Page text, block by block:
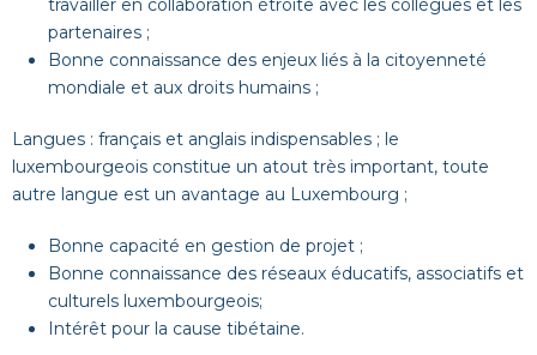
travailler en collaboration étroite avec les collègues et les
partenaires ;
Bonne connaissance des enjeux liés à la citoyenneté
mondiale et aux droits humains ;
Langues : français et anglais indispensables ; le
luxembourgeois constitue un atout très important, toute
autre langue est un avantage au Luxembourg ;
Bonne capacité en gestion de projet ;
Bonne connaissance des réseaux éducatifs, associatifs et
culturels luxembourgeois;
Intérêt pour la cause tibétaine.